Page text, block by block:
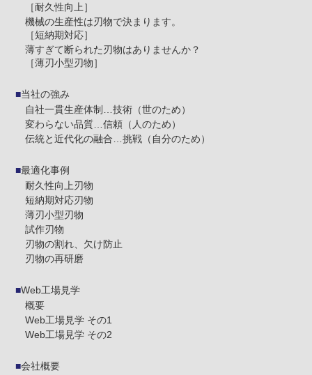
［耐久性向上］
機械の生産性は刃物で決まります。
［短納期対応］
薄すぎて断られた刃物はありませんか？
［薄刃小型刃物］
当社の強み
自社一貫生産体制…技術（世のため）
変わらない品質…信頼（人のため）
伝統と近代化の融合…挑戦（自分のため）
最適化事例
耐久性向上刃物
短納期対応刃物
薄刃小型刃物
試作刃物
刃物の割れ、欠け防止
刃物の再研磨
Web工場見学
概要
Web工場見学 その1
Web工場見学 その2
会社概要